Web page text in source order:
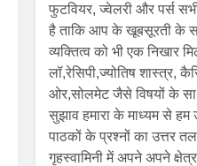
फुटवियर, ज्वेलरी और पर्स
है ताकि आप के खूबसूरती के
व्यक्तित्व को भी एक निखार
लॉ,रेसिपी,ज्योतिष शास्त्र,
ओर,सोलमेट जैसे विषयों के
सुझाव हमारा के माध्यम से हम
पाठकों के प्रश्नों का उत्तर
गृहस्वामिनी में अपने अपने